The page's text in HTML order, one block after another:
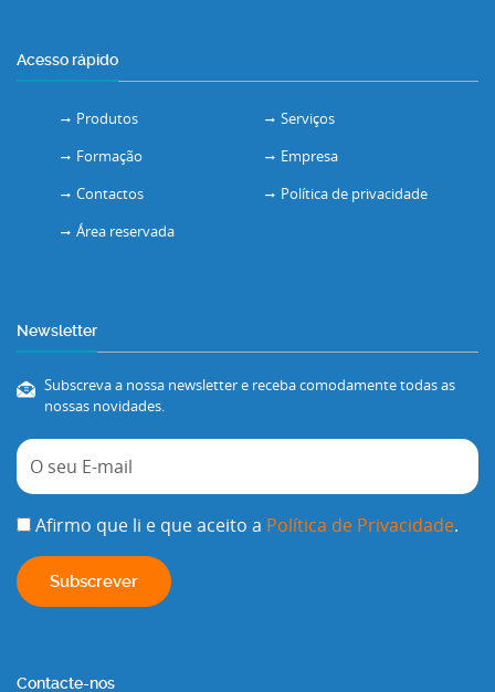
Acesso rápido
Produtos
Serviços
Formação
Empresa
Contactos
Política de privacidade
Área reservada
Newsletter
Subscreva a nossa newsletter e receba comodamente todas as
nossas novidades.
Afirmo que li e que aceito a Política de Privacidade.
Contacte-nos